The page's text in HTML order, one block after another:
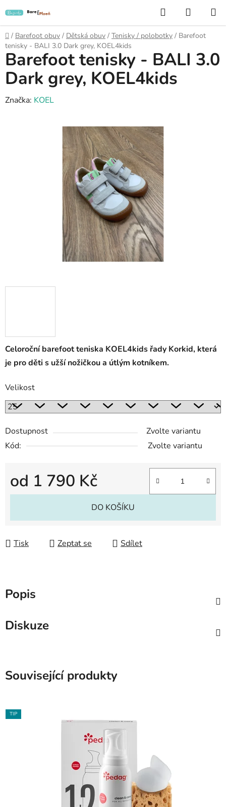
na
obsah
Hledat
KOŠÍK
Domů
/ Barefoot obuv / Dětská obuv / Tenisky / polobotky / Barefoot
tenisky - BALI 3.0 Dark grey, KOEL4kids
Celoroční barefoot teniska KOEL4kids řady Korkid, která
je pro děti s užší nožičkou a útlým kotníkem.
Velikost
Dostupnost
Zvolte variantu
Kód:
Zvolte variantu
od 1 790 Kč
Měrná cena:
DO KOŠÍKU
Tisk Zeptat se Sdílet
Barefoot tenisky - BALI 3.0
Dark grey, KOEL4kids
Značka: KOEL
Popis
Diskuze
Související produkty
TIP